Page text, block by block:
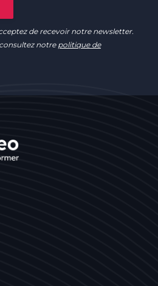
de recevoir notre newsletter.
notre politique de